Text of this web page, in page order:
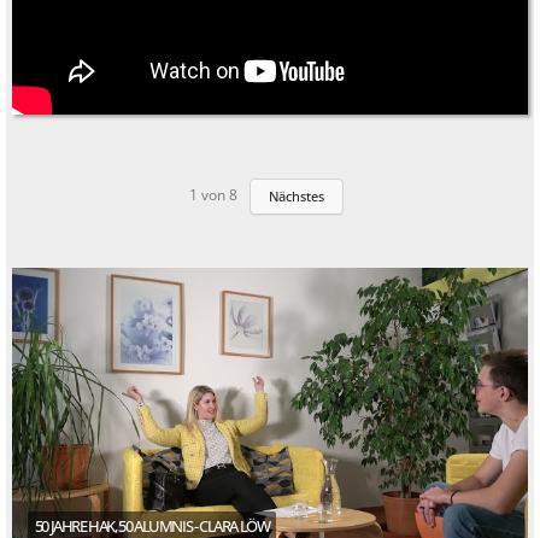
1 von 8 Nächstes
50 JAHRE HAK, 50 ALUMNIS - CLARA LÖW